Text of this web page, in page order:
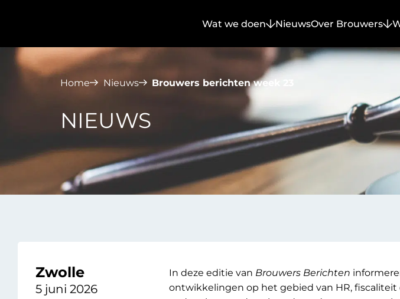
Wat we doen NieuwsOver Brouwers
NIEUWS
Home Nieuws Brouwers berichten week 23
Zwolle
5 juni 2026
In deze editie van Brouwers Berichten
ontwikkelingen op het gebied van HR,